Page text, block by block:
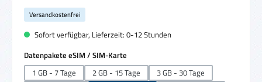
Versandkostenfrei
Sofort verfügbar, Lieferzeit: 0-12 Stunden
Datenpakete eSIM / SIM-Karte
1 GB - 7 Tage
2 GB - 15 Tage
3 GB - 30 Tage